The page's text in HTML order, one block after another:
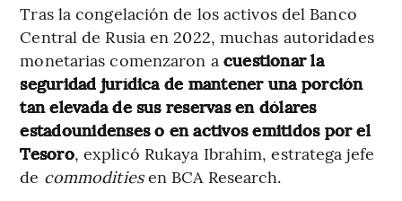
Tras la congelación de los activos del Banco
Central de Rusia en 2022, muchas autoridades
monetarias comenzaron a cuestionar la
seguridad jurídica de mantener una porción
tan elevada de sus reservas en dólares
estadounidenses o en activos emitidos por el
Tesoro, explicó Rukaya Ibrahim, estratega jefe
de commoditiesen BCA Research.